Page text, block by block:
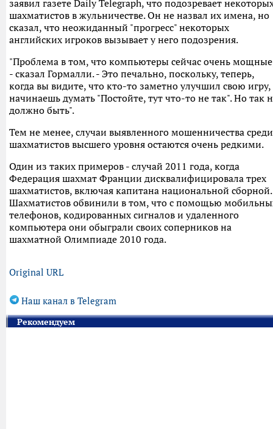
заявил газете Daily Telegraph, что подозревает
шахматистов в жульничестве. Он не назвал их имена, но
сказал, что неожиданный "прогресс" некоторых
английских игроков вызывает у него подозрения.
"Проблема в том, что компьютеры сейчас очень
- сказал Гормалли. - Это печально, поскольку, теперь,
когда вы видите, что кто-то заметно улучшил свою игру,
начинаешь думать "Постойте, тут что-то не так". Но так
должно быть".
Тем не менее, случаи выявленного мошенничества среди
шахматистов высшего уровня остаются очень редкими.
Один из таких примеров - случай 2011 года, когда
Федерация шахмат Франции дисквалифицировала трех
шахматистов, включая капитана национальной сборной.
Шахматистов обвинили в том, что с помощью
телефонов, кодированных сигналов и удаленного
компьютера они обыграли своих соперников на
шахматной Олимпиаде 2010 года.
Original URL
Наш канал в Telegram
Рекомендуем